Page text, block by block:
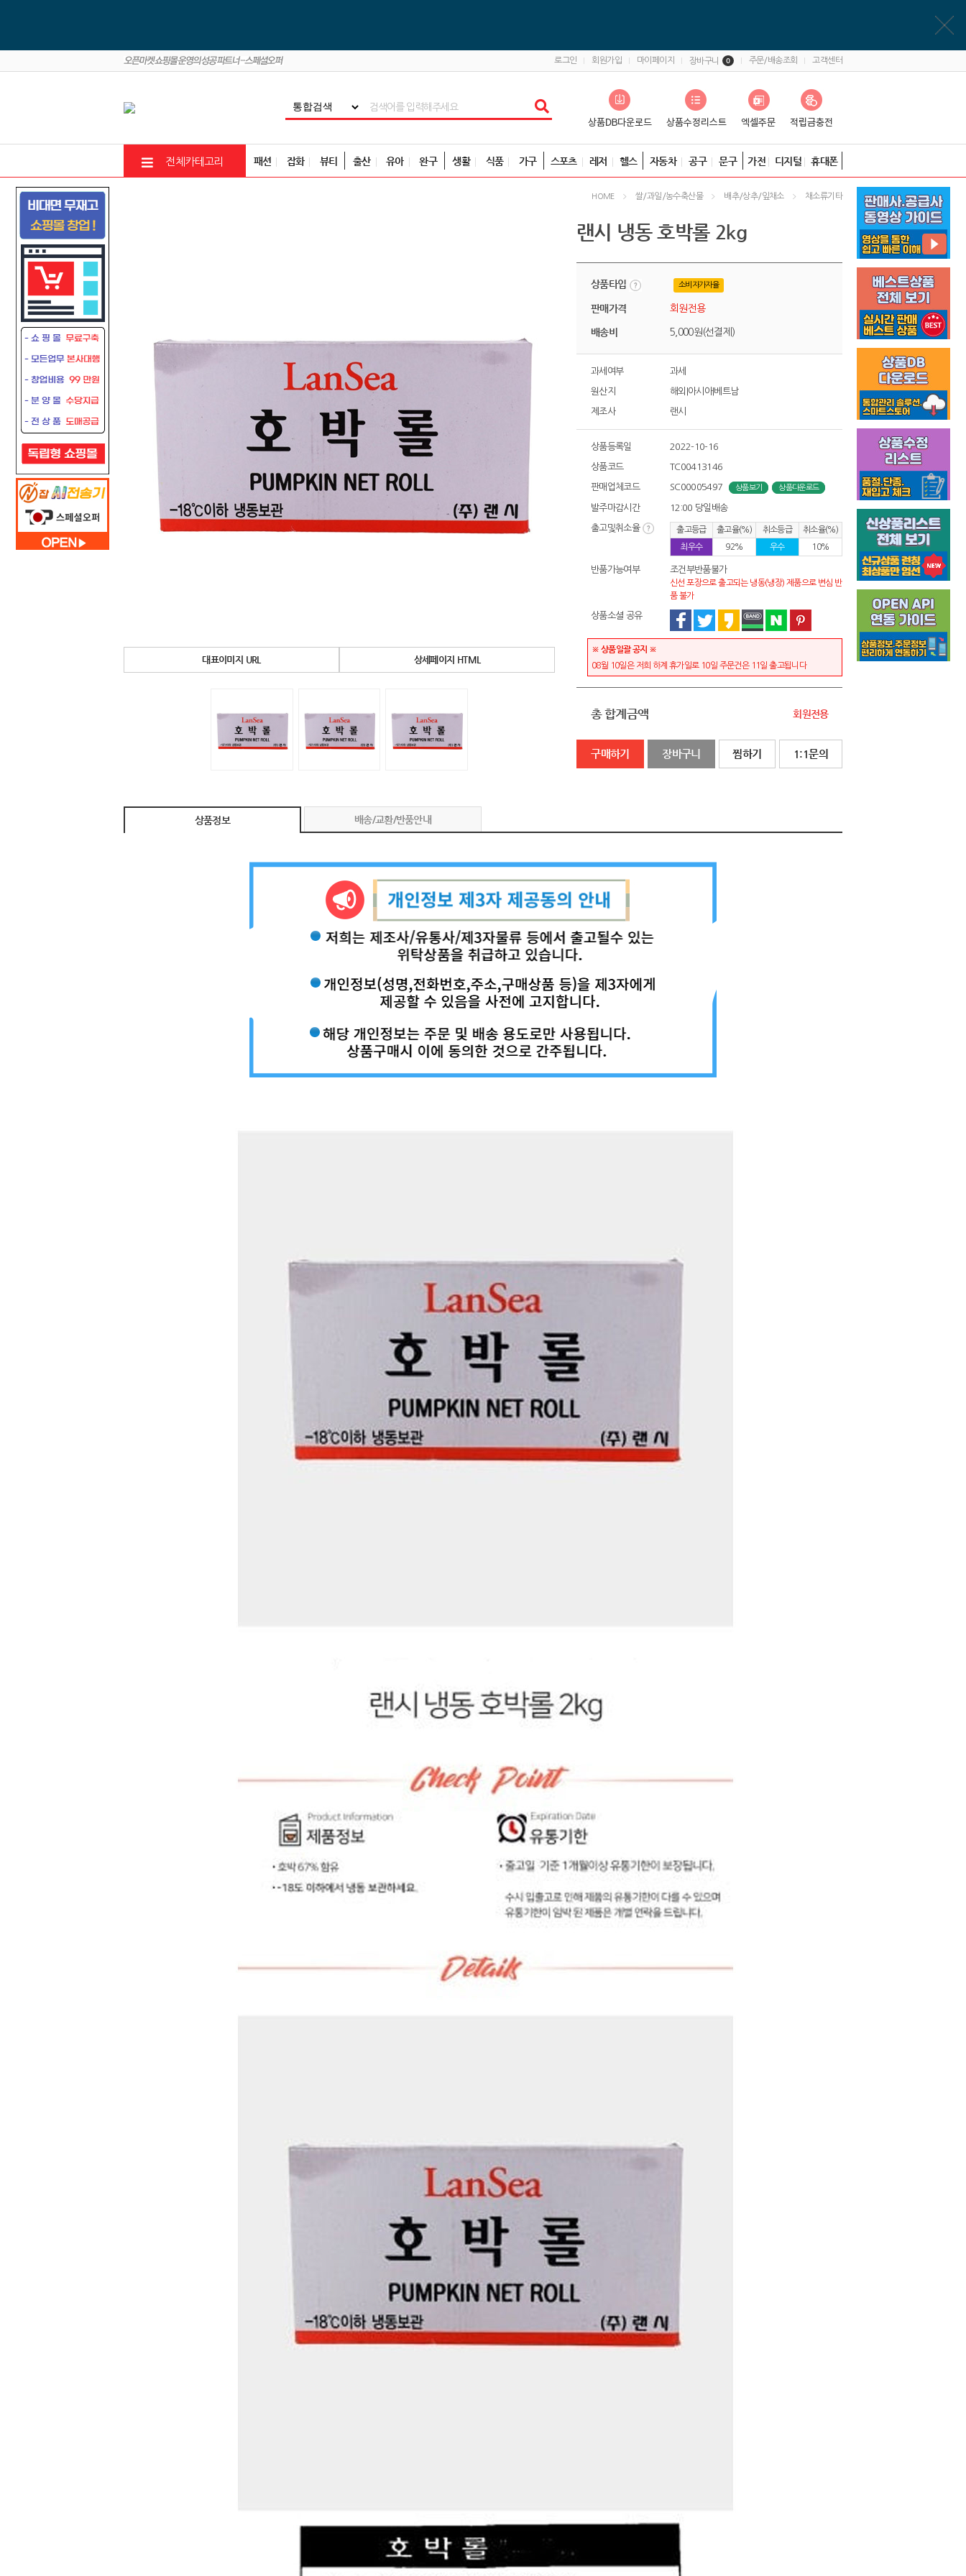
로그인 회원가입 마이페이지 장바구니 0 주문/배송조회 고객센터
전체카테고리 패션 잡화 뷰티 출산 유아 완구 생활 식품 가구 스포츠 레저 헬스 자동차 공구 문구 가전 디지털 휴대폰
HOME 쌀/과일/농수축산물 배추/상추/잎채소 채소류기타
대표이미지 URL 상세페이지 HTML
랜시 냉동 호박롤 2kg
상품타입 소비자가자율
판매가격 회원전용
배송비 5,000원(선결제)
과세여부 과세
원산지 해외|아시아|베트남
제조사 랜시
상품등록일 2022-10-16
상품코드 TC00413146
판매업체코드 SC00005497 상품보기 상품다운로드
발주마감시간 12:00 당일배송
출고및취소율 출고등급 출고율(%) 취소등급
취소율(%)
최우수
92% 우수 10%
반품가능여부 조건부반품불가
신선 포장으로 출고되는 냉동(냉장) 제품으로 변심 반
품 불가
상품소셜 공유
※ 상품일괄 공지 ※
08월 10일은 저희 하계 휴가일로 10일 주문건은 11일 출고됩니다
총 합계금액 회원전용
구매하기 장바구니 찜하기 1:1문의
상품정보 배송/교환/반품안내